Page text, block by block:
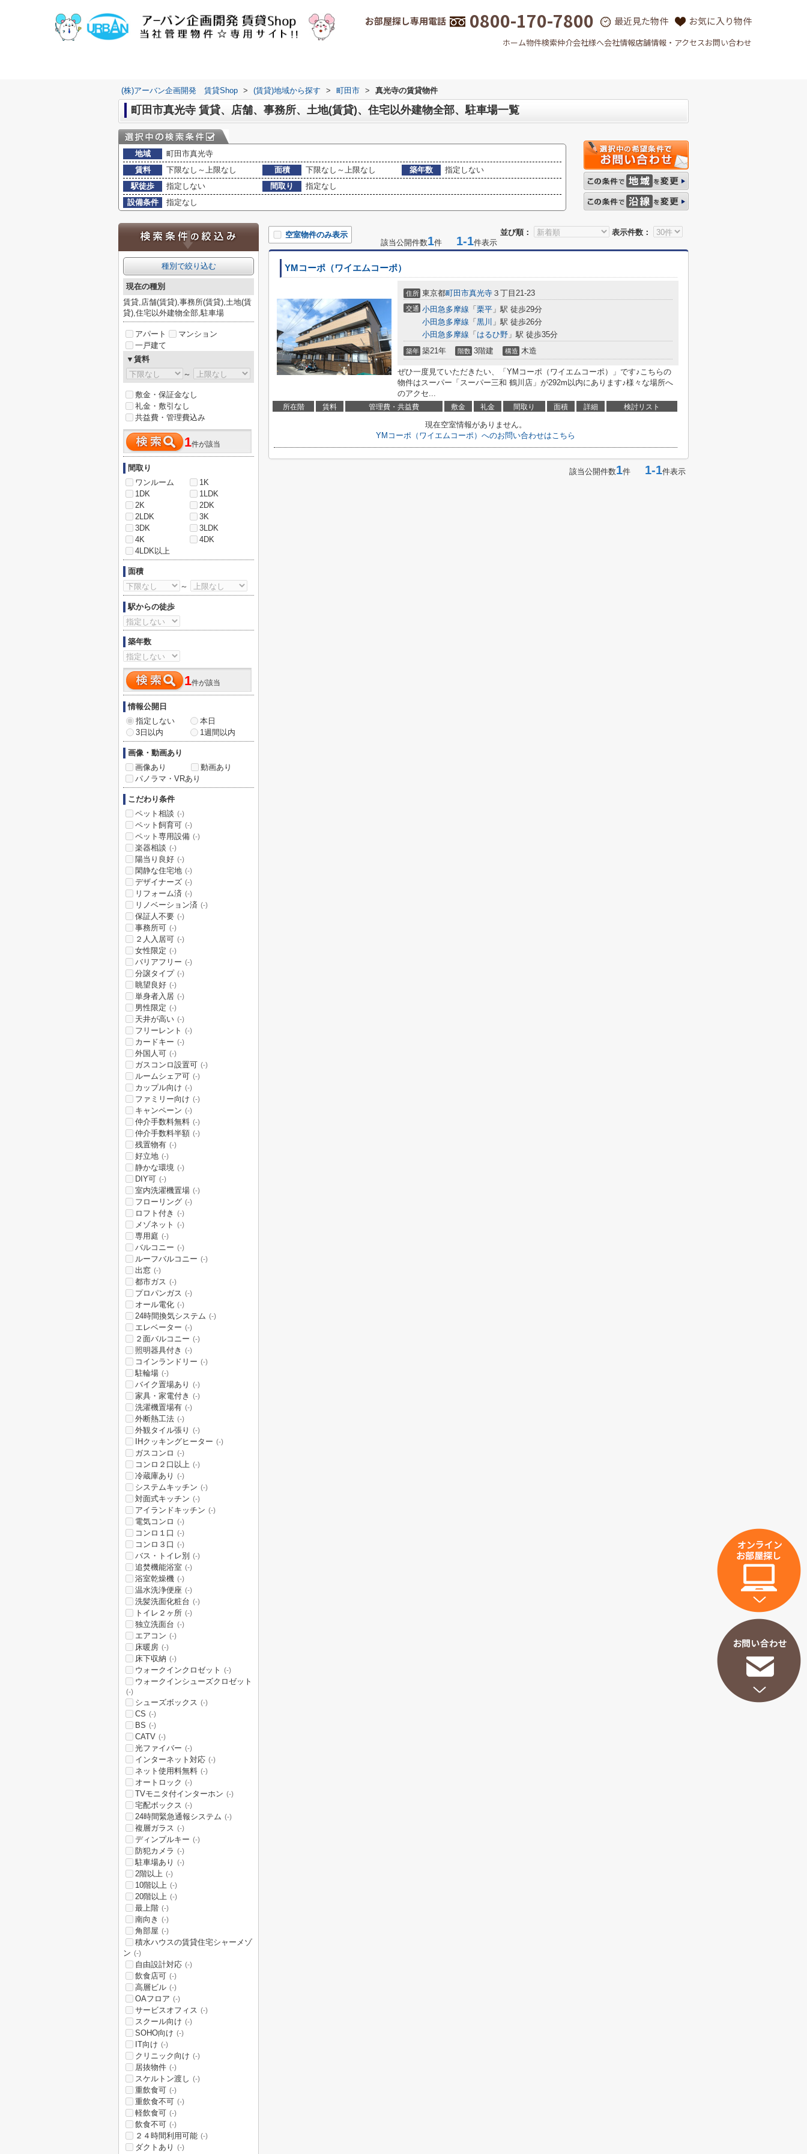
お部屋探し専用電話 0800-170-7800 最近見た物件 お気に入り物件
ホーム物件検索仲介会社様へ会社情報店舗情報・アクセスお問い合わせ
(株)アーバン企画開発 賃貸Shop > (賃貸)地域から探す > 町田市 > 真光寺の賃貸物件
町田市真光寺 賃貸、店舗、事務所、土地(賃貸)、住宅以外建物全部、駐車場一覧
地域
町田市真光寺
賃料
下限なし～上限なし 面積 下限なし～上限なし 築年数
指定しない
駅徒歩
指定しない 間取り
指定なし
設備条件
指定なし
並び順： 表示件数：
空室物件のみ表示
該当公開件数1件 1-1件表示
YMコーポ（ワイエムコーポ）
住所 東京都町田市真光寺 ３丁目21-23
交通 小田急多摩線 「 栗平 」駅 徒歩29分
小田急多摩線 「 黒川 」駅 徒歩26分
小田急多摩線 「 はるひ野 」駅 徒歩35分
築年 築21年 階数 3階建 構造 木造
ぜひ一度見ていただきたい、「YMコーポ（ワイエムコーポ）」です♪こちらの
物件はスーパー「スーパー三和 鶴川店」が292m以内にあります♪様々な場所へ
のアクセ...
所在階 賃料 管理費・共益費 敷金 礼金 間取り 面積 詳細 検討リスト
現在空室情報がありません。
YMコーポ（ワイエムコーポ）へのお問い合わせはこちら
該当公開件数1件 1-1件表示
種別で絞り込む
現在の種別
賃貸,店舗(賃貸),事務所(賃貸),土地(賃
貸),住宅以外建物全部,駐車場
アパート
マンション
一戸建て
▼賃料
～
敷金・保証金なし
礼金・敷引なし
共益費・管理費込み
1件が該当
間取り
ワンルーム
1K
1DK
1LDK
2K
2DK
2LDK
3K
3DK
3LDK
4K
4DK
4LDK以上
面積
～
駅からの徒歩
築年数
1件が該当
情報公開日
指定しない
本日
3日以内
1週間以内
画像・動画あり
画像あり
動画あり
パノラマ・VRあり
こだわり条件
ペット相談 (-)
ペット飼育可 (-)
ペット専用設備 (-)
楽器相談 (-)
陽当り良好 (-)
閑静な住宅地 (-)
デザイナーズ (-)
リフォーム済 (-)
リノベーション済 (-)
保証人不要 (-)
事務所可 (-)
２人入居可 (-)
女性限定 (-)
バリアフリー (-)
分譲タイプ (-)
眺望良好 (-)
単身者入居 (-)
男性限定 (-)
天井が高い (-)
フリーレント (-)
カードキー (-)
外国人可 (-)
ガスコンロ設置可 (-)
ルームシェア可 (-)
カップル向け (-)
ファミリー向け (-)
キャンペーン (-)
仲介手数料無料 (-)
仲介手数料半額 (-)
残置物有 (-)
好立地 (-)
静かな環境 (-)
DIY可 (-)
室内洗濯機置場 (-)
フローリング (-)
ロフト付き (-)
メゾネット (-)
専用庭 (-)
バルコニー (-)
ルーフバルコニー (-)
出窓 (-)
都市ガス (-)
プロパンガス (-)
オール電化 (-)
24時間換気システム (-)
エレベーター (-)
２面バルコニー (-)
照明器具付き (-)
コインランドリー (-)
駐輪場 (-)
バイク置場あり (-)
家具・家電付き (-)
洗濯機置場有 (-)
外断熱工法 (-)
外観タイル張り (-)
IHクッキングヒーター (-)
ガスコンロ (-)
コンロ２口以上 (-)
冷蔵庫あり (-)
システムキッチン (-)
対面式キッチン (-)
アイランドキッチン (-)
電気コンロ (-)
コンロ１口 (-)
コンロ３口 (-)
バス・トイレ別 (-)
追焚機能浴室 (-)
浴室乾燥機 (-)
温水洗浄便座 (-)
洗髪洗面化粧台 (-)
トイレ２ヶ所 (-)
独立洗面台 (-)
エアコン (-)
床暖房 (-)
床下収納 (-)
ウォークインクロゼット (-)
ウォークインシューズクロゼット
(-)
シューズボックス (-)
CS (-)
BS (-)
CATV (-)
光ファイバー (-)
インターネット対応 (-)
ネット使用料無料 (-)
オートロック (-)
TVモニタ付インターホン (-)
宅配ボックス (-)
24時間緊急通報システム (-)
複層ガラス (-)
ディンプルキー (-)
防犯カメラ (-)
駐車場あり (-)
2階以上 (-)
10階以上 (-)
20階以上 (-)
最上階 (-)
南向き (-)
角部屋 (-)
積水ハウスの賃貸住宅シャーメゾ
ン (-)
自由設計対応 (-)
飲食店可 (-)
高層ビル (-)
OAフロア (-)
サービスオフィス (-)
スクール向け (-)
SOHO向け (-)
IT向け (-)
クリニック向け (-)
居抜物件 (-)
スケルトン渡し (-)
重飲食可 (-)
重飲食不可 (-)
軽飲食可 (-)
飲食不可 (-)
２４時間利用可能 (-)
ダクトあり (-)